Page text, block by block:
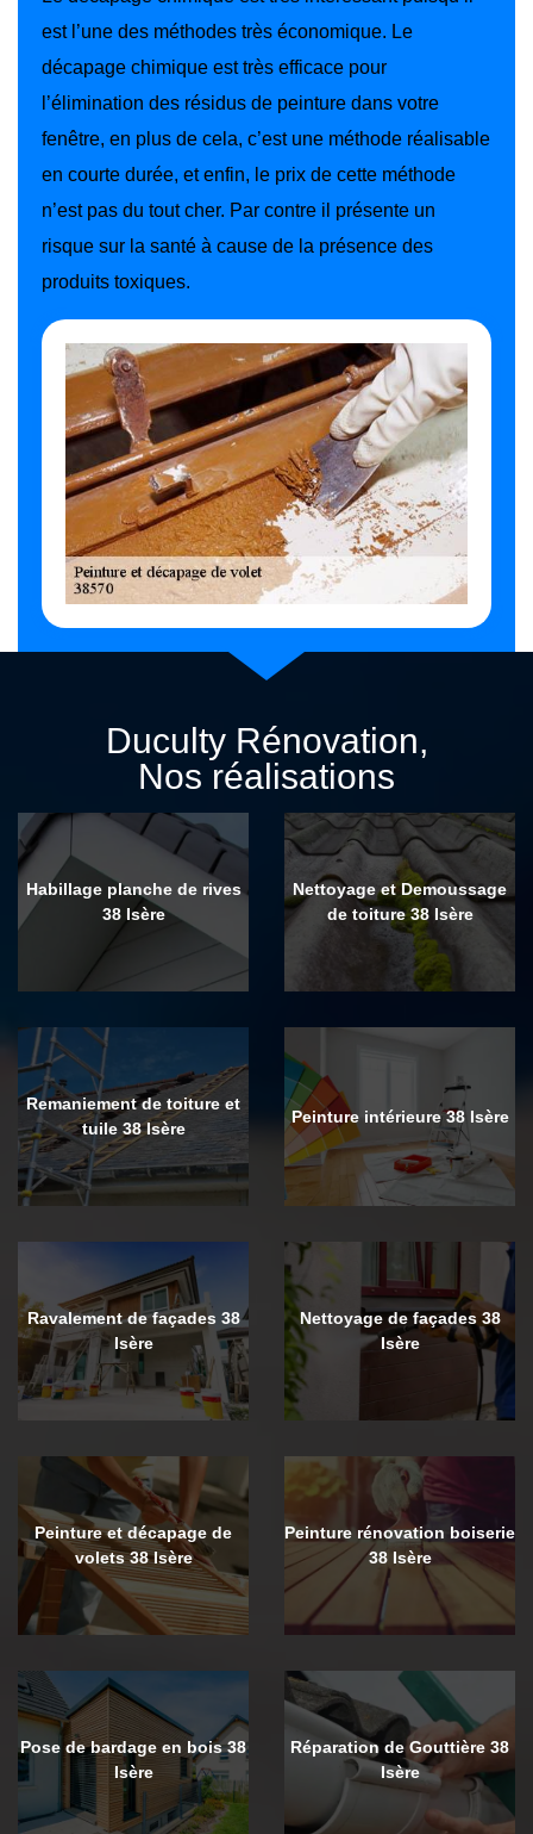
est l’une des méthodes très économique. Le
décapage chimique est très efficace pour
l’élimination des résidus de peinture dans votre
fenêtre, en plus de cela, c’est une méthode réalisable
en courte durée, et enfin, le prix de cette méthode
n’est pas du tout cher. Par contre il présente un
risque sur la santé à cause de la présence des
produits toxiques.
Duculty Rénovation,
Nos réalisations
Habillage planche de rives
38 Isère
Nettoyage et Demoussage
de toiture 38 Isère
Remaniement de toiture et
tuile 38 Isère
Peinture intérieure 38 Isère
Ravalement de façades 38
Isère
Nettoyage de façades 38
Isère
Peinture et décapage de
volets 38 Isère
Peinture rénovation boiserie
38 Isère
Pose de bardage en bois 38
Isère
Réparation de Gouttière 38
Isère